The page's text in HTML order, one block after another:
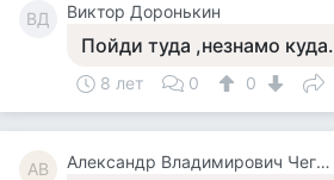
ВД Виктор Доронькин
Пойди туда ,незнамо куда.
8 лет 0 0
АВ Александр Владимирович Чегодаев